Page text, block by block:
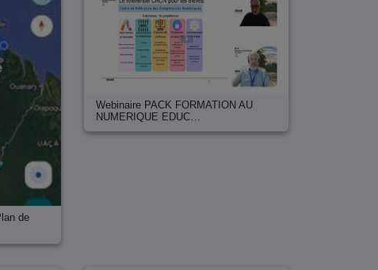
de
Webinaire PACK FORMATION AU
NUMERIQUE EDUC…